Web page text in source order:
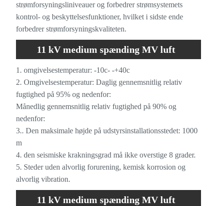
strømforsyningsliniveauer og forbedrer strømsystemets
kontrol- og beskyttelsesfunktioner, hvilket i sidste ende
forbedrer strømforsyningskvaliteten.
11 kV medium spænding MV luft
isoleret switchgear driftsmiljø
1. omgivelsestemperatur: -10c- -+40c
2. Omgivelsestemperatur: Daglig gennemsnitlig relativ
fugtighed på 95% og nedenfor:
Månedlig gennemsnitlig relativ fugtighed på 90% og
nedenfor:
3.. Den maksimale højde på udstyrsinstallationsstedet: 1000
m
4. den seismiske krakningsgrad må ikke overstige 8 grader.
5. Steder uden alvorlig forurening, kemisk korrosion og
alvorlig vibration.
11 kV medium spænding MV luft